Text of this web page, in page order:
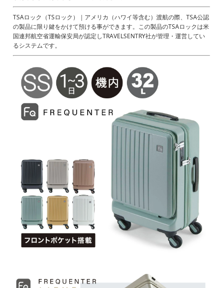
TSAロック（TSロック）｜アメリカ（ハワイ等含む）渡航の際、TSA公認
の製品に限り鍵をかけて預ける事ができます。この製品のTSAロックは米
国連邦航空省運輸保安局が認定しTRAVELSENTRY社が管理・運営してい
るシステムです。